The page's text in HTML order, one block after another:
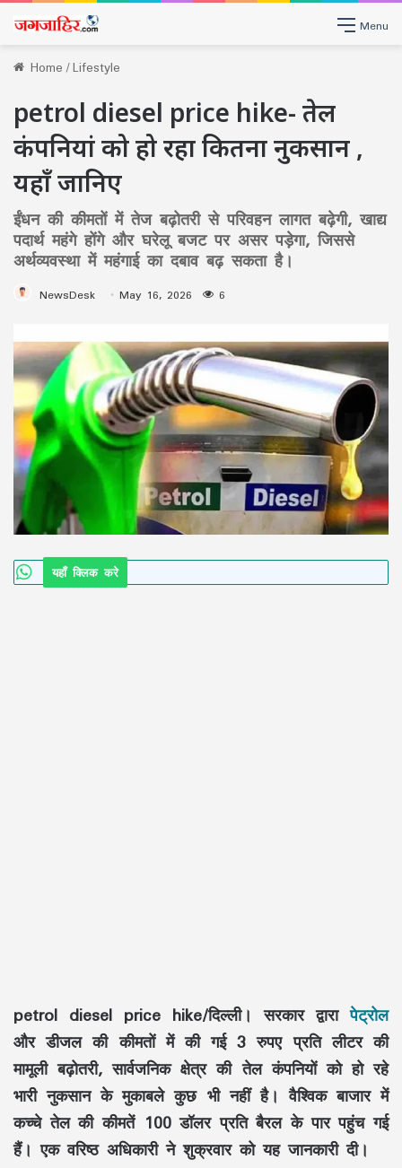
Menu
Home/Lifestyle
petrol diesel price hike- तेल
कंपनियां को हो रहा कितना नुकसान ,
यहाँ जानिए
ईंधन की कीमतों में तेज बढ़ोतरी से परिवहन लागत बढ़ेगी, खाद्य
पदार्थ महंगे होंगे और घरेलू बजट पर असर पड़ेगा, जिससे
अर्थव्यवस्था में महंगाई का दबाव बढ़ सकता है।
NewsDesk May 16, 2026 6
यहाँ क्लिक करे
petrol diesel price hike/दिल्ली। सरकार द्वारापेट्रोल
और डीजल की कीमतों में की गई 3 रुपए प्रति लीटर की
मामूली बढ़ोतरी, सार्वजनिक क्षेत्र की तेल कंपनियों को हो रहे
भारी नुकसान के मुकाबले कुछ भी नहीं है। वैश्विक बाजार में
कच्चे तेल की कीमतें 100 डॉलर प्रति बैरल के पार पहुंच गई
हैं। एक वरिष्ठ अधिकारी ने शुक्रवार को यह जानकारी दी।